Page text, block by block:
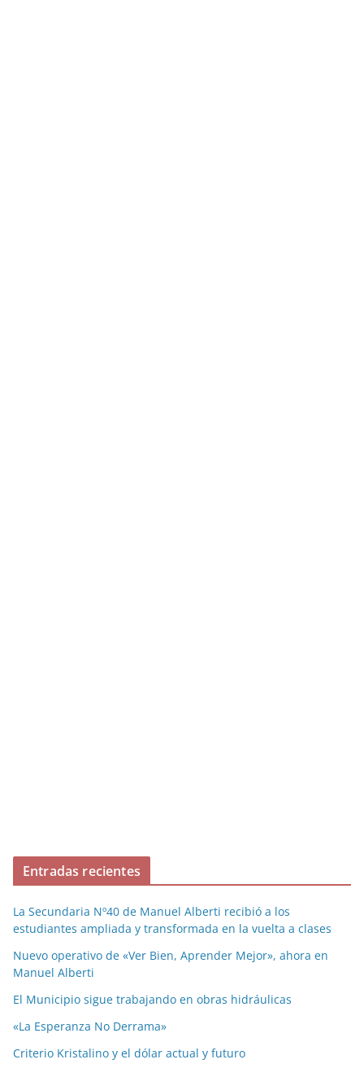
Entradas recientes
La Secundaria Nº40 de Manuel Alberti recibió a los
estudiantes ampliada y transformada en la vuelta a clases
Nuevo operativo de «Ver Bien, Aprender Mejor», ahora en
Manuel Alberti
El Municipio sigue trabajando en obras hidráulicas
«La Esperanza No Derrama»
Criterio Kristalino y el dólar actual y futuro